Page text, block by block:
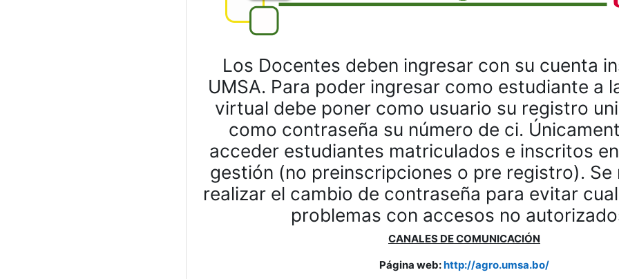
Los Docentes deben ingresar con su cuenta
UMSA. Para poder ingresar como estudiante a
virtual debe poner como usuario su registro
como contraseña su número de ci.
acceder estudiantes matriculados e inscritos
gestión (no preinscripciones o pre registro). Se
realizar el cambio de contraseña para evitar
problemas con accesos no
CANALES DE COMUNICACIÓN
Página web:http://agro.umsa.bo/